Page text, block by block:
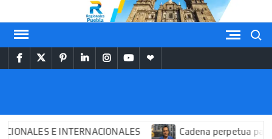
al
contenido
facebooktwitterpinterest
linkedininstagram
youtubethemespiral
PUEBLA
E INTERNACIONALES Cadena perpetua para “El